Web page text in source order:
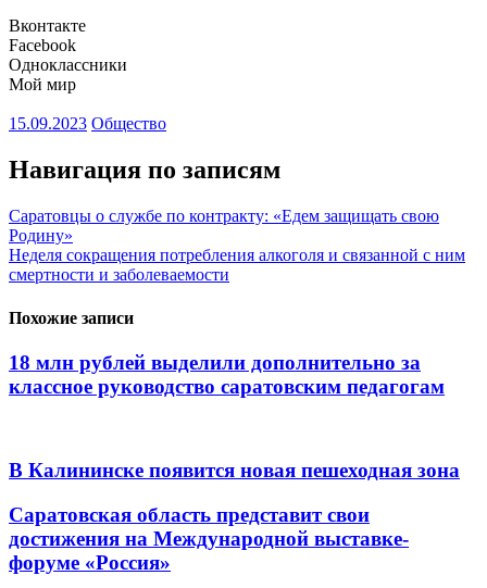
Вконтакте
Facebook
Одноклассники
Мой мир
15.09.2023 Общество
Навигация по записям
Саратовцы о службе по контракту: «Едем защищать свою
Родину»
Неделя сокращения потребления алкоголя и связанной с ним
смертности и заболеваемости
Похожие записи
18 млн рублей выделили дополнительно за
классное руководство саратовским педагогам
В Калининске появится новая пешеходная зона
Саратовская область представит свои
достижения на Международной выставке-
форуме «Россия»